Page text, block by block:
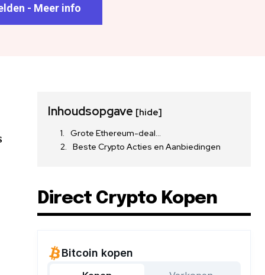
- Meer info
Inhoudsopgave [hide]
Grote Ethereum-deal…
Beste Crypto Acties en Aanbiedingen
Direct Crypto Kopen